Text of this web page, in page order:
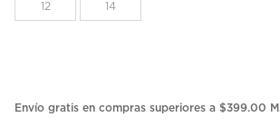
12 14
Envío gratis en compras superiores a $399.00